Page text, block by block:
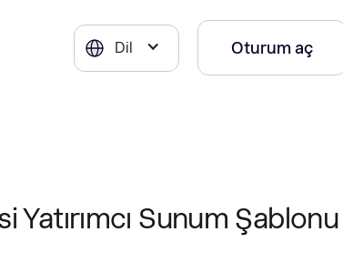
Dil Oturum aç
Sunum Şablonu